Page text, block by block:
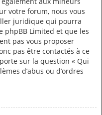
votre forum, nous vous
juridique qui pourra
phpBB Limited et que les
pas vous proposer
pas être contactés à ce
sur la question « Qui
d’abus ou d’ordres